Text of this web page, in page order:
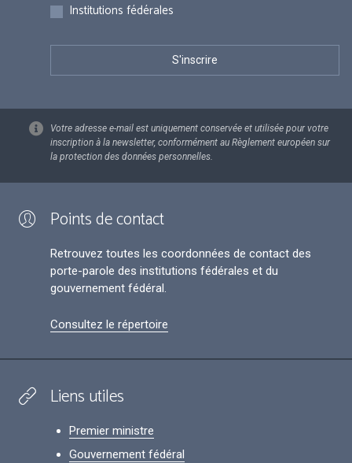
Institutions fédérales
Votre adresse e-mail est uniquement conservée et utilisée pour votre
inscription à la newsletter, conformément au Règlement européen sur
la protection des données personnelles.
Points de contact
Retrouvez toutes les coordonnées de contact des
porte-parole des institutions fédérales et du
gouvernement fédéral.
Consultez le répertoire
Liens utiles
Premier ministre
Gouvernement fédéral